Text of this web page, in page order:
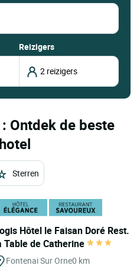
Reizigers
Ontdek de beste
Sterren
Hôtel le Faisan Doré Rest.
Table de Catherine
Fontenai Sur Orne0 km